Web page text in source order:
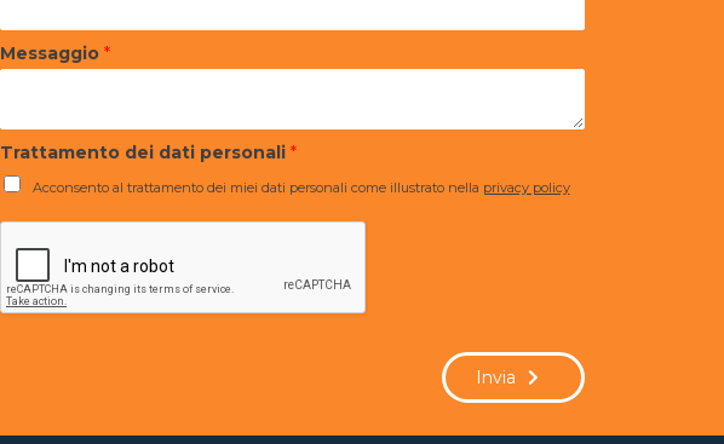
Messaggio *
Trattamento dei dati personali *
Acconsento al trattamento dei miei dati personali come illustrato nella privacy policy
Invia